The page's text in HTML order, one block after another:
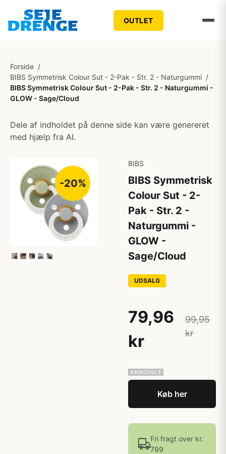
OUTLET
Forside /
BIBS Symmetrisk Colour Sut - 2-Pak - Str. 2 - Naturgummi /
BIBS Symmetrisk Colour Sut - 2-Pak - Str. 2 - Naturgummi -
GLOW - Sage/Cloud
Dele af indholdet på denne side kan være genereret
med hjælp fra AI.
-20%
BIBS
BIBS Symmetrisk
Colour Sut - 2-
Pak - Str. 2 -
Naturgummi -
GLOW -
Sage/Cloud
UDSALG
79,96
kr
99,95
kr
Køb her
Fri fragt over kr.
799